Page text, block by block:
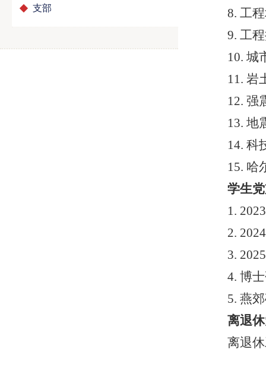
支部
8. 工
9. 工
10. 城
11. 岩
12. 强
13. 地
14. 科
15. 哈
学生
1.
2.
3.
4. 博
5. 燕
离退
离退